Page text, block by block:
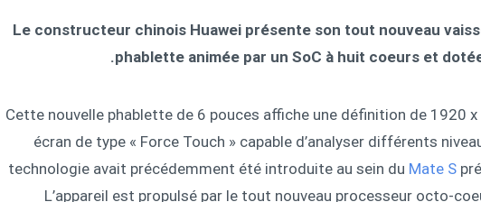
Le constructeur chinois Huawei présente son tout nouveau
phablette animée par un SoC à huit coeurs et
Cette nouvelle phablette de 6 pouces affiche une définition de 1920
écran de type « Force Touch » capable d’analyser différents
technologie avait précédemment été introduite au sein du Mate S
L’appareil est propulsé par le tout nouveau processeur octo-